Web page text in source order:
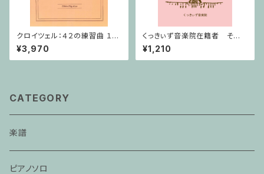
クロイツェル：４２の練習曲 １巻
/ ヴァイオリン教本
¥3,970
くっきぃず音楽院在籍者 その
他のご利用支払用商品 テクニ
ック
¥1,210
CATEGORY
楽譜
ピアノソロ